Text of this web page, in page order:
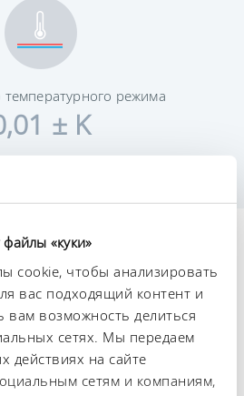
файлы «куки»
cookie, чтобы анализировать
вас подходящий контент и
вам возможность делиться
сетях. Мы передаем
на сайте
сетям и компаниям,
температурного режима
± K
(согл.